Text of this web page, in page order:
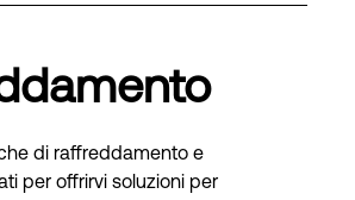
di raffreddamento e
per offrirvi soluzioni per